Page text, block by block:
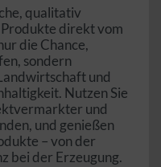
qualitativ
direkt vom
die Chance,
sondern
und
Nutzen Sie
und
und genießen
– von der
bei der Erzeugung.